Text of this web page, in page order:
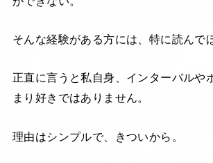
そんな経験がある方には、特に読んで
正直に言うと私自身、インターバルや
まり好きではありません。
理由はシンプルで、きついから。